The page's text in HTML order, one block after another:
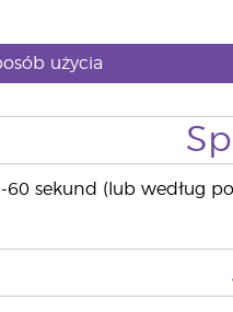
użycia
60 sekund (lub według